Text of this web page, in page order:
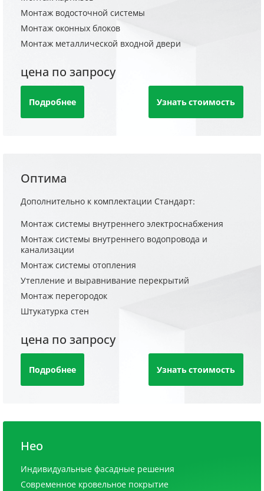
Монтаж водосточной системы
Монтаж оконных блоков
Монтаж металлической входной двери
цена по запросу
Подробнее Узнать стоимость
Оптима
Дополнительно к комплектации Стандарт:
Монтаж системы внутреннего электроснабжения
Монтаж системы внутреннего водопровода и
канализации
Монтаж системы отопления
Утепление и выравнивание перекрытий
Монтаж перегородок
Штукатурка стен
цена по запросу
Подробнее Узнать стоимость
Нео
Индивидуальные фасадные решения
Современное кровельное покрытие